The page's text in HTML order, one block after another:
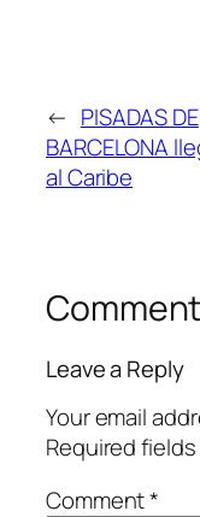
← PISADAS DE
BARCELONA
al Caribe
Leave a Reply
Your email
Required
Comment*